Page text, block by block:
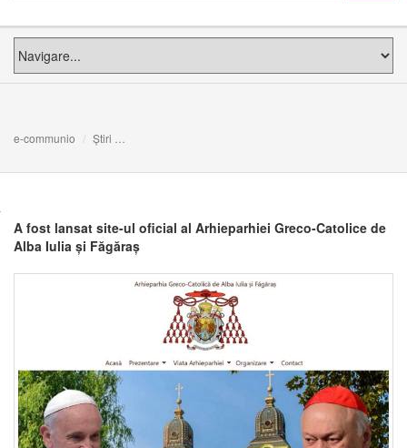
e-communio Știri
A fost lansat site-ul oficial al Arhieparhiei Greco-Catolice de
Alba Iulia și Făgăraș